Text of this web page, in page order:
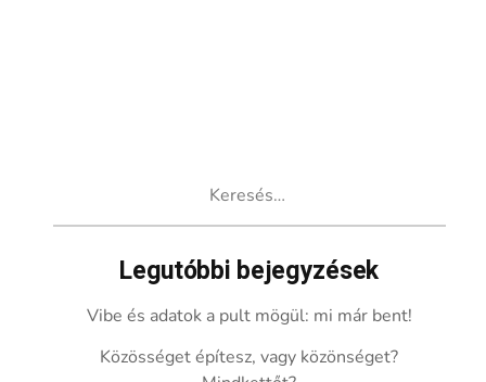
Legutóbbi bejegyzések
Vibe és adatok a pult mögül: mi már bent!
Közösséget építesz, vagy közönséget?